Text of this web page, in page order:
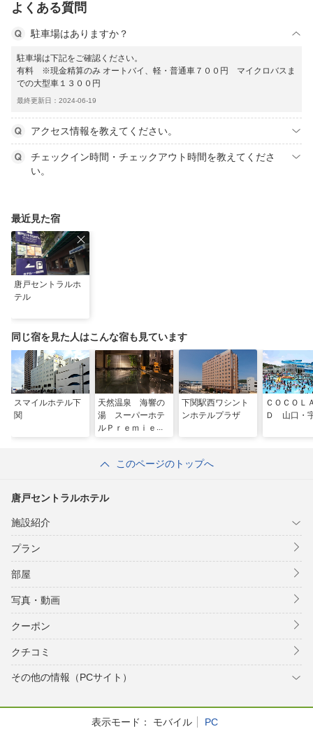
よくある質問
駐車場はありますか？
駐車場は下記をご確認ください。
有料 ※現金精算のみ オートバイ、軽・普通車７００円 マイクロバスま
での大型車１３００円
最終更新日：2024-06-19
アクセス情報を教えてください。
チェックイン時間・チェックアウト時間を教えてくださ
い。
最近見た宿
唐戸セントラルホ
テル
同じ宿を見た人はこんな宿も見ています
スマイルホテル下
関
天然温泉 海響の
湯 スーパーホテ
ルＰｒｅｍｉｅｒ
下関駅西ワシント
ンホテルプラザ
ＣＯＣＯＬ
Ｄ 山口・
このページのトップへ
唐戸セントラルホテル
施設紹介
プラン
部屋
写真・動画
クーポン
クチコミ
その他の情報（PCサイト）
表示モード： モバイル PC